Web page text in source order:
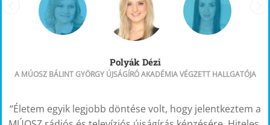
Polyák Dézi
A MÚOSZ BÁLINT GYÖRGY ÚJSÁGÍRÓ AKADÉMIA VÉGZETT HALLGATÓJA
“Életem egyik legjobb döntése volt, hogy jelentkeztem a